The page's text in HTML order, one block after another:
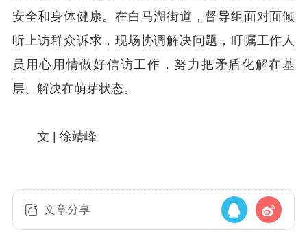
安全和身体健康。在白马湖街道，督导组面对面倾
听上访群众诉求，现场协调解决问题，叮嘱工作人
员用心用情做好信访工作，努力把矛盾化解在基
层、解决在萌芽状态。
文 | 徐靖峰
文章分享